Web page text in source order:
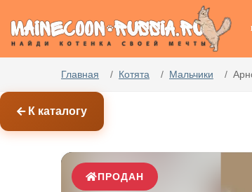
Главная Котята Мальчики
К каталогу
ПРОДАН